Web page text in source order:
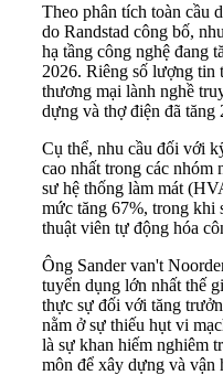
Theo phân tích toàn cầu
do Randstad công bố,
hạ tầng công nghệ đang
2026. Riêng số lượng tin
thương mại lành nghề
dựng và thợ điện đã tăng
Cụ thể, nhu cầu đối với
cao nhất trong các nhóm
sư hệ thống làm mát
mức tăng 67%, trong
thuật viên tự động hóa
Ông Sander van't
tuyển dụng lớn nhất thế
thực sự đối với tăng
nằm ở sự thiếu hụt vi
là sự khan hiếm nghiêm
môn để xây dựng và vận